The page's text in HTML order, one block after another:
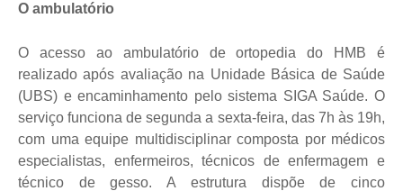
O ambulatório
O acesso ao ambulatório de ortopedia do HMB é
realizado após avaliação na Unidade Básica de Saúde
(UBS) e encaminhamento pelo sistema SIGA Saúde. O
serviço funciona de segunda a sexta-feira, das 7h às 19h,
com uma equipe multidisciplinar composta por médicos
especialistas, enfermeiros, técnicos de enfermagem e
técnico de gesso. A estrutura dispõe de cinco